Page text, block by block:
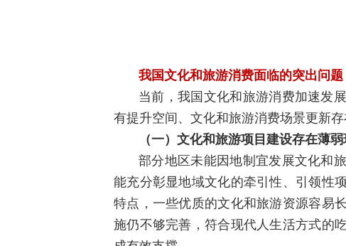
我国文化和旅游消费面临的突出问题
当前，我国文化和旅游消费加速发
有提升空间、文化和旅游消费场景更新存
（一）文化和旅游项目建设存在薄
部分地区未能因地制宜发展文化和
能充分彰显地域文化的牵引性、引领性
特点，一些优质的文化和旅游资源容易
施仍不够完善，符合现代人生活方式的